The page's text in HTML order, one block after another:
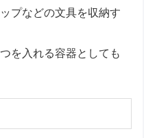
プなどの文具を収納す
を入れる容器としても